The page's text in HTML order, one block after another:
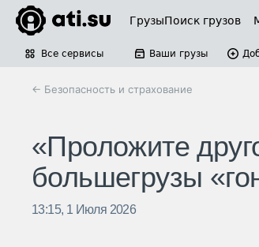
ГрузыПоиск грузов
Все сервисы Ваши грузы
← Безопасность и страхование
«Проложите
большегрузы
13:15, 1 Июля 2026